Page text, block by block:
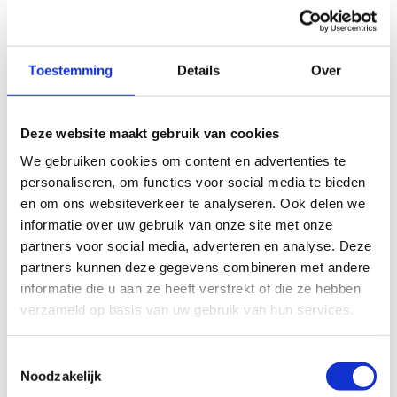
Toestemming Details Over
Deze website maakt gebruik van cookies
We gebruiken cookies om content en advertenties te
personaliseren, om functies voor social media te bieden
en om ons websiteverkeer te analyseren. Ook delen we
informatie over uw gebruik van onze site met onze
partners voor social media, adverteren en analyse. Deze
partners kunnen deze gegevens combineren met andere
informatie die u aan ze heeft verstrekt of die ze hebben
verzameld op basis van uw gebruik van hun services.
Noodzakelijk
Sportdiscipline: zwemmen
Werken met een doelgroep: kinderen
Persoonlijke vaardigheden
Verantwoordelijkheid
Zelfstandigheid
Klantgerichtheid
Samenwerken
Flexibiliteit